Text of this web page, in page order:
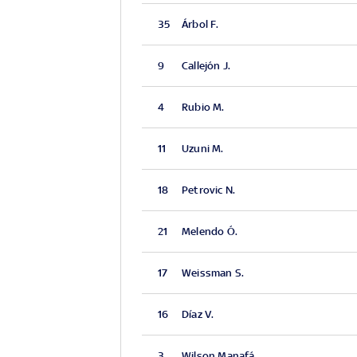
35 Árbol F.
9 Callejón J.
4 Rubio M.
11 Uzuni M.
18 Petrovic N.
21 Melendo Ó.
17 Weissman S.
16 Díaz V.